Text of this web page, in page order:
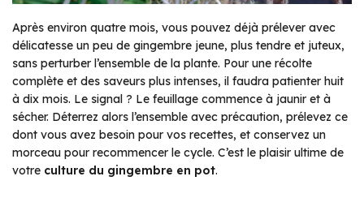
Après environ quatre mois, vous pouvez déjà prélever avec
délicatesse un peu de gingembre jeune, plus tendre et juteux,
sans perturber l’ensemble de la plante. Pour une récolte
complète et des saveurs plus intenses, il faudra patienter huit
à dix mois. Le signal ? Le feuillage commence à jaunir et à
sécher. Déterrez alors l’ensemble avec précaution, prélevez ce
dont vous avez besoin pour vos recettes, et conservez un
morceau pour recommencer le cycle. C’est le plaisir ultime de
votre culture du gingembre en pot.